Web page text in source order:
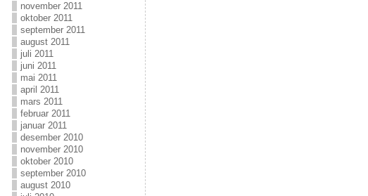
november 2011
oktober 2011
september 2011
august 2011
juli 2011
juni 2011
mai 2011
april 2011
mars 2011
februar 2011
januar 2011
desember 2010
november 2010
oktober 2010
september 2010
august 2010